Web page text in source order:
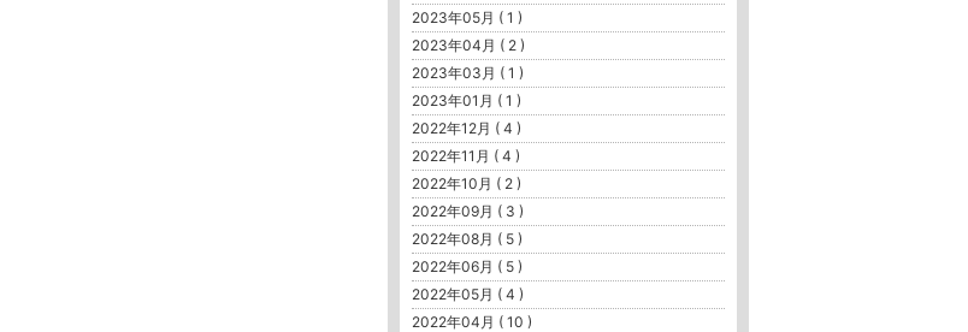
2023年05月 ( 1 )
2023年04月 ( 2 )
2023年03月 ( 1 )
2023年01月 ( 1 )
2022年12月 ( 4 )
2022年11月 ( 4 )
2022年10月 ( 2 )
2022年09月 ( 3 )
2022年08月 ( 5 )
2022年06月 ( 5 )
2022年05月 ( 4 )
2022年04月 ( 10 )